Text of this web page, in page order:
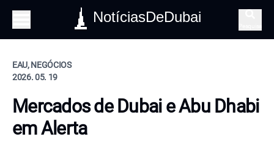
NotíciasDeDubai
EAU, NEGÓCIOS
2026. 05. 19
Mercados de Dubai e Abu Dhabi
em Alerta